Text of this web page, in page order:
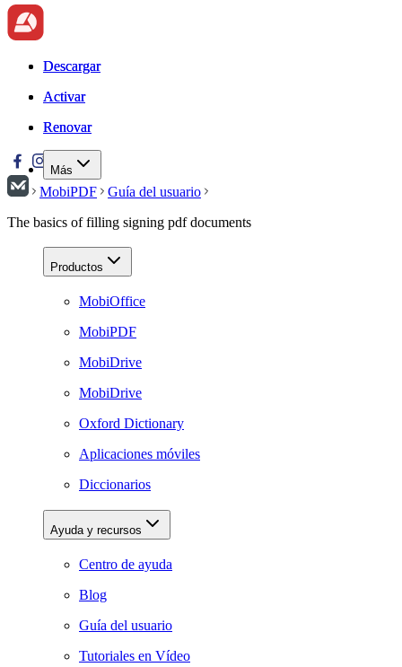
Descargar
Activar
Renovar
Más
Descargar
Activar
Renovar
MobiPDF
Guía del usuario
The basics of filling signing pdf documents
Productos
MobiOffice
MobiPDF
MobiDrive
MobiDrive
Oxford Dictionary
Aplicaciones móviles
Diccionarios
Ayuda y recursos
Centro de ayuda
Blog
Guía del usuario
Tutoriales en Vídeo